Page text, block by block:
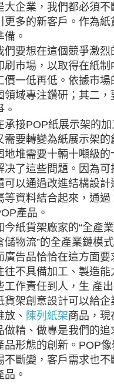
大企業，我們都必須
更多的新客戶。作為
備。
們要想在這個競爭激
刷市場，以取得在紙
價一低再低。依據市
領域專注鑽研；其二
。
承接POP紙展示架的加
需要轉變為紙展示架
地堆需要十輛十噸級
决了這些問題。因為
可以通過改進結構設計
等資料結合起來，通
產品。
今紙貨架廠家的“全產
儲物流”的全產業鏈模
廣告品恰恰在這方面
往不具備加工、製造
工作責任到人，生 產
貨架創意設計可以給
放、 陳列紙架商品，現
做精、做專是我們的
品形態的創新。POP
不斷變，客戶需求也
品。